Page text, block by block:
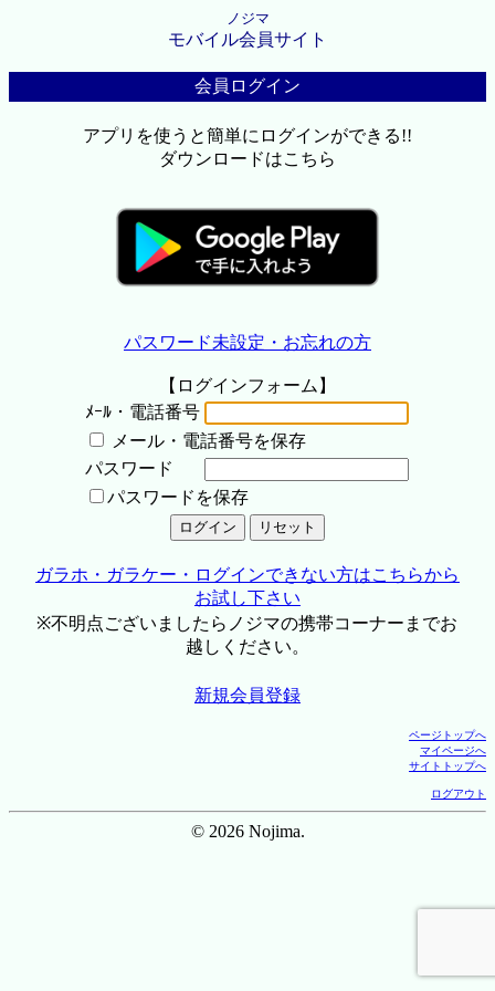
ノジマ
モバイル会員サイト
会員ログイン
アプリを使うと簡単にログインができる!!
ダウンロードはこちら
パスワード未設定・お忘れの方
【ログインフォーム】
ﾒｰﾙ・電話番号
メール・電話番号を保存
パスワード
パスワードを保存
ガラホ・ガラケー・ログインできない方はこちらから
お試し下さい
※不明点ございましたらノジマの携帯コーナーまでお
越しください。
新規会員登録
ページトップへ
マイページへ
サイトトップへ
ログアウト
© 2026 Nojima.